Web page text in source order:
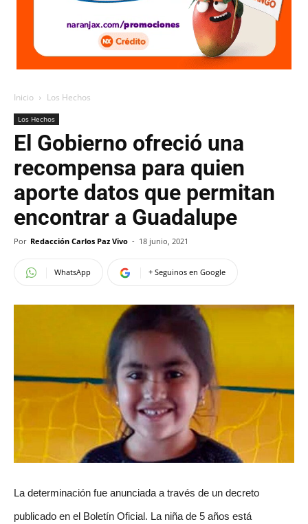
Inicio Los Hechos
Los Hechos
El Gobierno ofreció una
recompensa para quien
aporte datos que permitan
encontrar a Guadalupe
Por Redacción Carlos Paz Vivo - 18 junio, 2021
WhatsApp + Seguinos en Google
La determinación fue anunciada a través de un decreto
publicado en el Boletín Oficial. La niña de 5 años está